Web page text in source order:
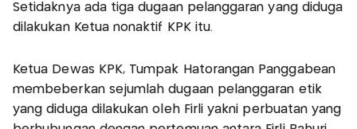
Setidaknya ada tiga dugaan pelanggaran yang diduga
dilakukan Ketua nonaktif KPK itu.
Ketua Dewas KPK, Tumpak Hatorangan Panggabean
membeberkan sejumlah dugaan pelanggaran etik
yang diduga dilakukan oleh Firli yakni perbuatan yang